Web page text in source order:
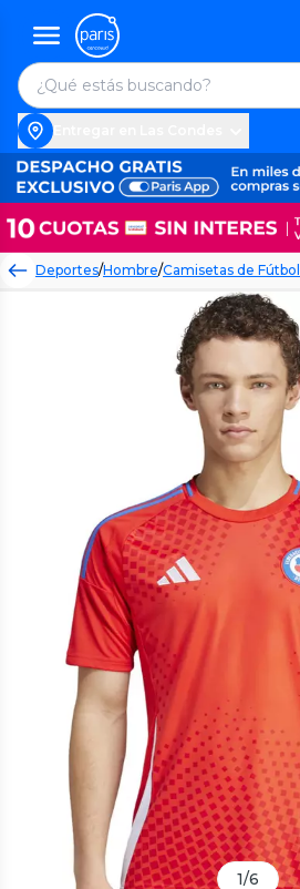
Deportes/Hombre/Camisetas de Fútbol
1/6